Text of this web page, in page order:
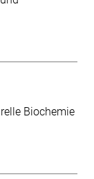
Biochemie